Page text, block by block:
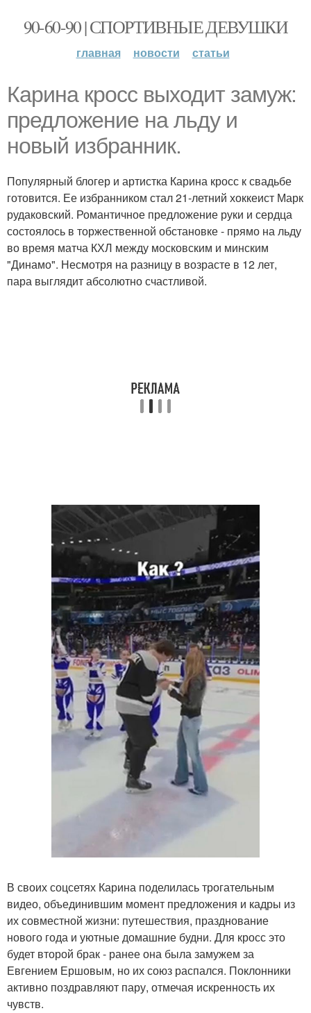
90-60-90 | СПОРТИВНЫЕ ДЕВУШКИ
главная новости статьи
Карина кросс выходит замуж:
предложение на льду и
новый избранник.
Популярный блогер и артистка Карина кросс к свадьбе
готовится. Ее избранником стал 21-летний хоккеист Марк
рудаковский. Романтичное предложение руки и сердца
состоялось в торжественной обстановке - прямо на льду
во время матча КХЛ между московским и минским
"Динамо". Несмотря на разницу в возрасте в 12 лет,
пара выглядит абсолютно счастливой.
В своих соцсетях Карина поделилась трогательным
видео, объединившим момент предложения и кадры из
их совместной жизни: путешествия, празднование
нового года и уютные домашние будни. Для кросс это
будет второй брак - ранее она была замужем за
Евгением Ершовым, но их союз распался. Поклонники
активно поздравляют пару, отмечая искренность их
чувств.